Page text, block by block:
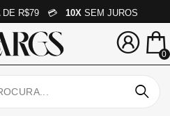
DE R$79 💳 10X SEM JUROS
0